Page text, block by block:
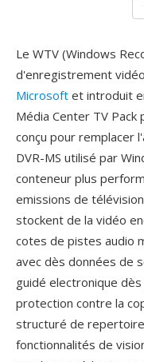
Le WTV (Windows
d'enregistrement
Microsoft et introduit
Média Center TV
conçu pour remplacer
DVR-MS utilisé par
conteneur plus
emissions de
stockent de la vidéo
cotes de pistes audio
avec dès données de
guidé electronique
protection contre la
structuré de
fonctionnalités de